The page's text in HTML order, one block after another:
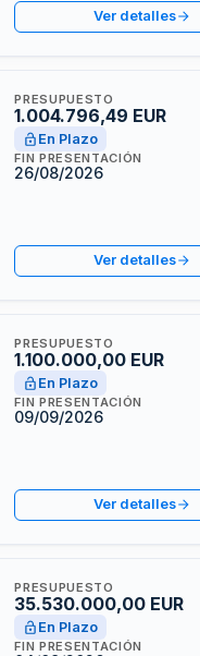
Ver detalles
PRESUPUESTO
1.004.796,49 EUR
En Plazo
FIN PRESENTACIÓN
26/08/2026
Ver detalles
PRESUPUESTO
1.100.000,00 EUR
En Plazo
FIN PRESENTACIÓN
09/09/2026
Ver detalles
PRESUPUESTO
35.530.000,00 EUR
En Plazo
FIN PRESENTACIÓN